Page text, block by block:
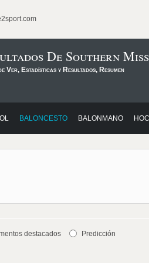
De Southern
Ver, Estadísticas y Resultados, Resumen
BALONCESTO BALONMANO
destacados Predicción